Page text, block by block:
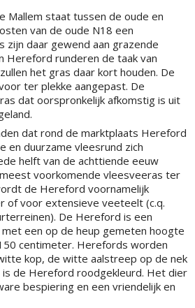
Mallem staat tussen de oude en
van de oude N18 een
zijn daar gewend aan grazende
Hereford runderen de taak van
het gras daar kort houden. De
ter plekke aangepast. De
dat oorspronkelijk afkomstig is uit
dat rond de marktplaats Hereford
en duurzame vleesrund zich
helft van de achttiende eeuw
voorkomende vleesveeras ter
de Hereford voornamelijk
of voor extensieve veeteelt (c.q.
De Hereford is een
een op de heup gemeten hoogte
centimeter. Herefords worden
kop, de witte aalstreep op de nek
de Hereford roodgekleurd. Het dier
bespiering en een vriendelijk en